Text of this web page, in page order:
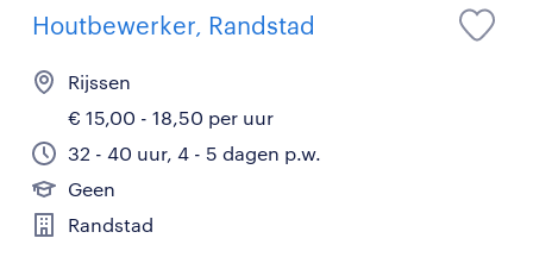
Houtbewerker, Randstad
Rijssen
€ 15,00 - 18,50 per uur
32 - 40 uur, 4 - 5 dagen p.w.
Geen
Randstad